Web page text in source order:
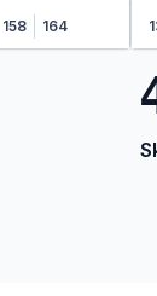
158 164